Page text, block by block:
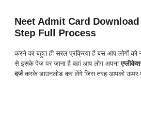
Neet Admit Card
Step Full Process
करने का बहुत ही सरल प्रक्रिया है बस आप लोगों को
से इसके पेज पर जाना है वहां आप लोग अपना
दर्जकरके डाउनलोड कर लेंगे जिस तरह आपको ऊपर